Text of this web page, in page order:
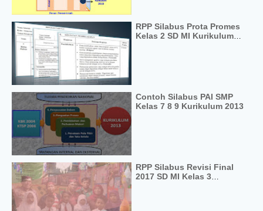
RPP Silabus Prota Promes
Kelas 2 SD MI Kurikulum
Contoh Silabus PAI SMP
Kelas 7 8 9 Kurikulum 2013
RPP Silabus Revisi Final
2017 SD MI Kelas 3